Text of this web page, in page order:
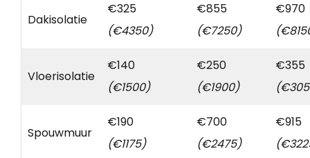
Dakisolatie
€325
(€4350)
€855
(€7250)
€970
Vloerisolatie
€140
(€1500)
€250
(€1900)
€355
Spouwmuur
€190
(€1175)
€700
(€2475)
€915